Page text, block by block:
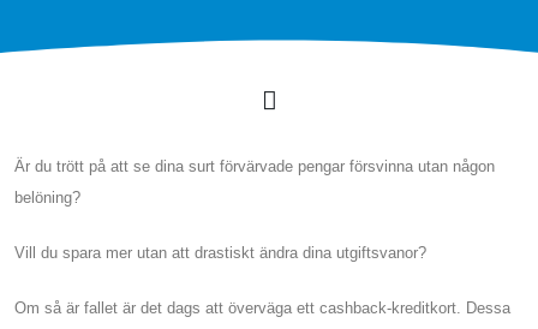
Är du trött på att se dina surt förvärvade pengar försvinna utan någon
belöning?
Vill du spara mer utan att drastiskt ändra dina utgiftsvanor?
Om så är fallet är det dags att överväga ett cashback-kreditkort. Dessa